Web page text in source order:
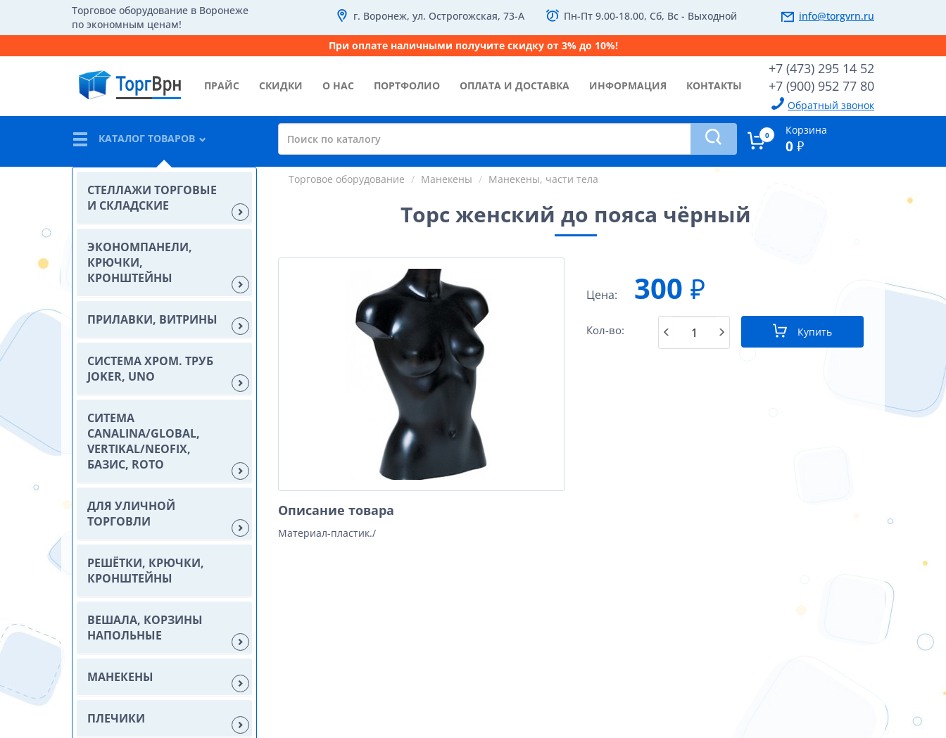
Торговое оборудование в Воронеже
по экономным ценам!
г. Воронеж, ул. Острогожская, 73-А Пн-Пт 9.00-18.00, Сб, Вс - Выходной info@torgvrn.ru
При оплате наличными получите скидку от 3% до 10%!
+7 (473) 295 14 52
+7 (900) 952 77 80
Обратный звонок
ПРАЙС СКИДКИ О НАС ПОРТФОЛИО ОПЛАТА И ДОСТАВКА ИНФОРМАЦИЯ КОНТАКТЫ
0 Корзина
0 ₽
КАТАЛОГ ТОВАРОВ
СТЕЛЛАЖИ ТОРГОВЫЕ
И СКЛАДСКИЕ
ЭКОНОМПАНЕЛИ,
КРЮЧКИ,
КРОНШТЕЙНЫ
ПРИЛАВКИ, ВИТРИНЫ
СИСТЕМА ХРОМ. ТРУБ
JOKER, UNO
СИТЕМА
CANALINA/GLOBAL,
VERTIKAL/NEOFIX,
БАЗИС, ROTO
ДЛЯ УЛИЧНОЙ
ТОРГОВЛИ
РЕШЁТКИ, КРЮЧКИ,
КРОНШТЕЙНЫ
ВЕШАЛА, КОРЗИНЫ
НАПОЛЬНЫЕ
МАНЕКЕНЫ
ПЛЕЧИКИ
Торговое оборудование Манекены Манекены, части тела
Торс женский до пояса чёрный
Цена: 300 ₽
Кол-во: Купить
Описание товара
Материал-пластик./